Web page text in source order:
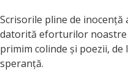
Scrisorile pline de
datorită eforturilor noastre
primim colinde și poezii, de
speranță.